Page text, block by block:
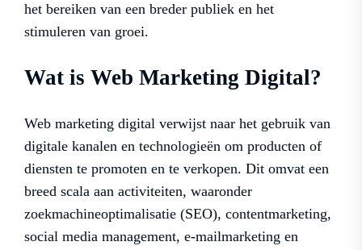
het bereiken van een breder publiek en het
stimuleren van groei.
Wat is Web Marketing Digital?
Web marketing digital verwijst naar het gebruik van
digitale kanalen en technologieën om producten of
diensten te promoten en te verkopen. Dit omvat een
breed scala aan activiteiten, waaronder
zoekmachineoptimalisatie (SEO), contentmarketing,
social media management, e-mailmarketing en